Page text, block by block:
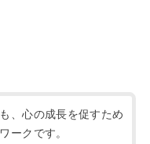
、心の成長を促すため
ークです。